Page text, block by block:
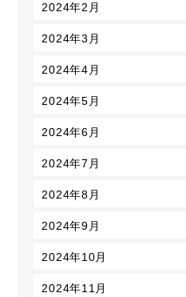
2024年2月
2024年3月
2024年4月
2024年5月
2024年6月
2024年7月
2024年8月
2024年9月
2024年10月
2024年11月